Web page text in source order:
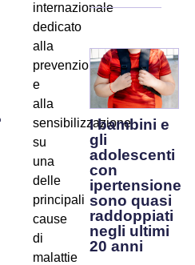
internazionale
dedicato
alla
prevenzione
e
alla
sensibilizzazione
su
una
delle
principali
cause
di
malattie
I bambini e
gli
adolescenti
con
ipertensione
sono quasi
raddoppiati
negli ultimi
20 anni